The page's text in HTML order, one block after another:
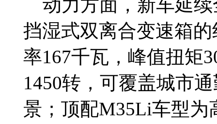
动力方面，新车延续
挡湿式双离合变速箱
率167千瓦，峰值扭矩
1450转，可覆盖城市
景；顶配M35Li车型为